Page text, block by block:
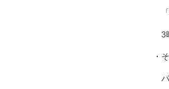
「今
3時間
・そ
パス